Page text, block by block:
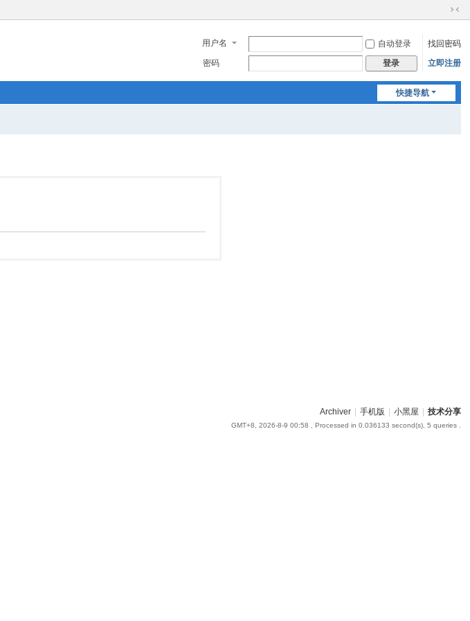
切
到
窄
用户名 自动登录
找回密码
密码
登录 立即注册
快捷导航
Archiver 手机版 小黑屋 技术分享
GMT+8, 2026-8-9 00:58 , Processed in 0.036133 second(s), 5 queries .